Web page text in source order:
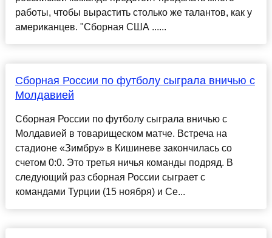
работы, чтобы вырастить столько же талантов, как у
американцев. "Сборная США ......
Сборная России по футболу сыграла вничью с
Молдавией
Сборная России по футболу сыграла вничью с
Молдавией в товарищеском матче. Встреча на
стадионе «Зимбру» в Кишиневе закончилась со
счетом 0:0. Это третья ничья команды подряд. В
следующий раз сборная России сыграет с
командами Турции (15 ноября) и Се...